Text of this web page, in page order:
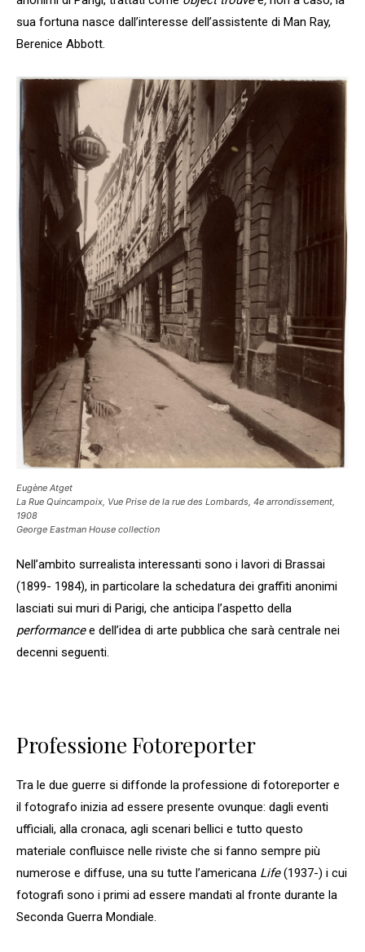
sua fortuna nasce dall’interesse dell’assistente di Man Ray,
Berenice Abbott.
Eugène Atget
La Rue Quincampoix, Vue Prise de la rue des Lombards, 4e arrondissement,
1908
George Eastman House collection
Nell’ambito surrealista interessanti sono i lavori di Brassai
(1899- 1984), in particolare la schedatura dei graffiti anonimi
lasciati sui muri di Parigi, che anticipa l’aspetto della
performancee dell’idea di arte pubblica che sarà centrale nei
decenni seguenti.
Professione Fotoreporter
Tra le due guerre si diffonde la professione di fotoreporter e
il fotografo inizia ad essere presente ovunque: dagli eventi
ufficiali, alla cronaca, agli scenari bellici e tutto questo
materiale confluisce nelle riviste che si fanno sempre più
numerose e diffuse, una su tutte l’americana Life(1937-) i cui
fotografi sono i primi ad essere mandati al fronte durante la
Seconda Guerra Mondiale.